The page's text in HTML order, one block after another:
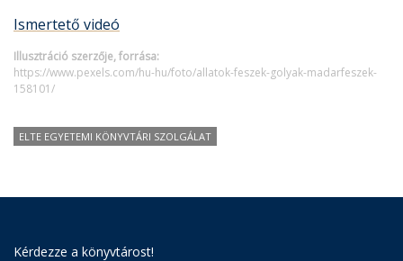
Ismertető videó
Illusztráció szerzője, forrása:
https://www.pexels.com/hu-hu/foto/allatok-feszek-golyak-madarfeszek-
158101/
ELTE EGYETEMI KÖNYVTÁRI SZOLGÁLAT
Kérdezze a könyvtárost!